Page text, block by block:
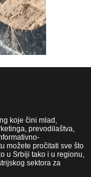
koje čini mlad,
prevodilaštva,
možete pročitati sve što
u Srbiji tako i u regionu,
sektora za